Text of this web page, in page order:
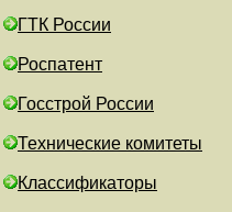
ГТК России
Роспатент
Госстрой России
Технические комитеты
Классификаторы